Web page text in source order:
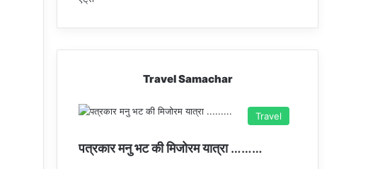
Travel Samachar
Travel
पत्रकार मनु भट की मिजोरम यात्रा ………